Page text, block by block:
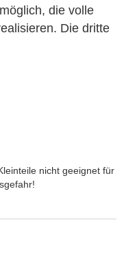
die volle
Die dritte
nicht geeignet für